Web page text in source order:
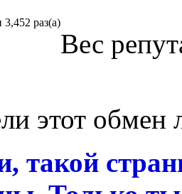
раз(а)
Вес
этот обмен
такой